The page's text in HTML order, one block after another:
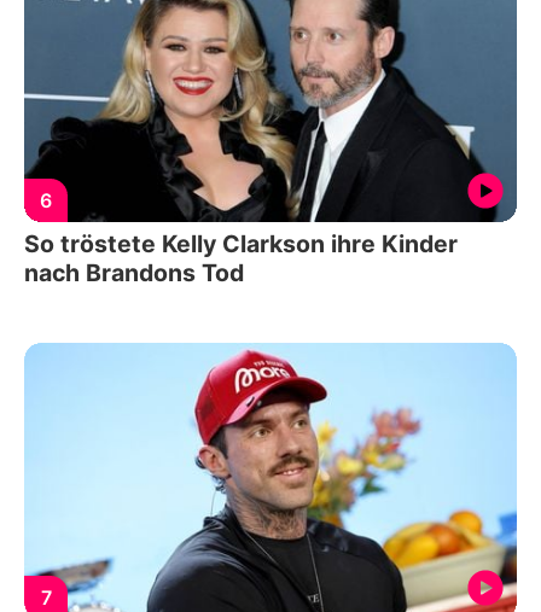
6
So tröstete Kelly Clarkson ihre Kinder
nach Brandons Tod
7